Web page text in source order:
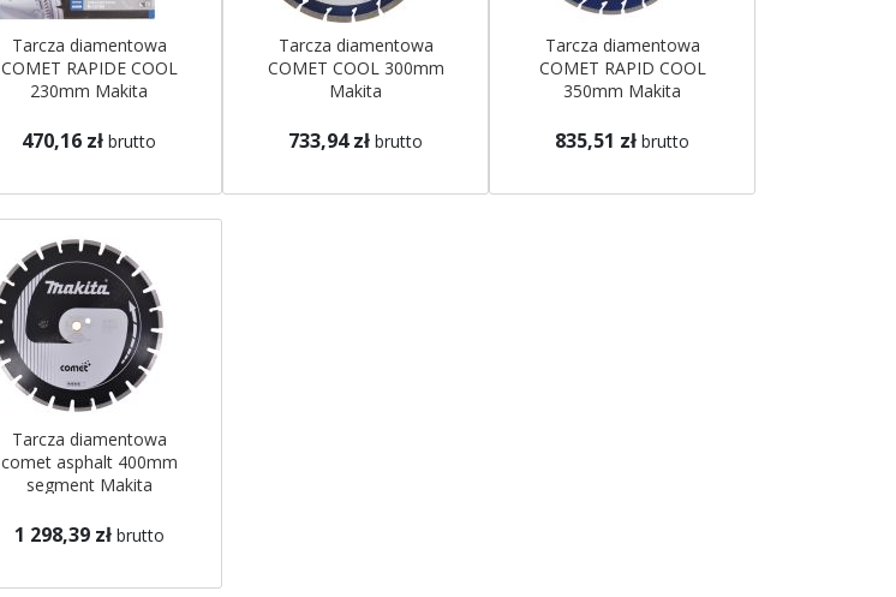
Tarcza diamentowa
COMET RAPIDE COOL
230mm Makita
470,16 zł brutto
Tarcza diamentowa
COMET COOL 300mm
Makita
733,94 zł brutto
Tarcza diamentowa
COMET RAPID COOL
350mm Makita
835,51 zł brutto
Tarcza diamentowa
comet asphalt 400mm
segment Makita
1 298,39 zł brutto